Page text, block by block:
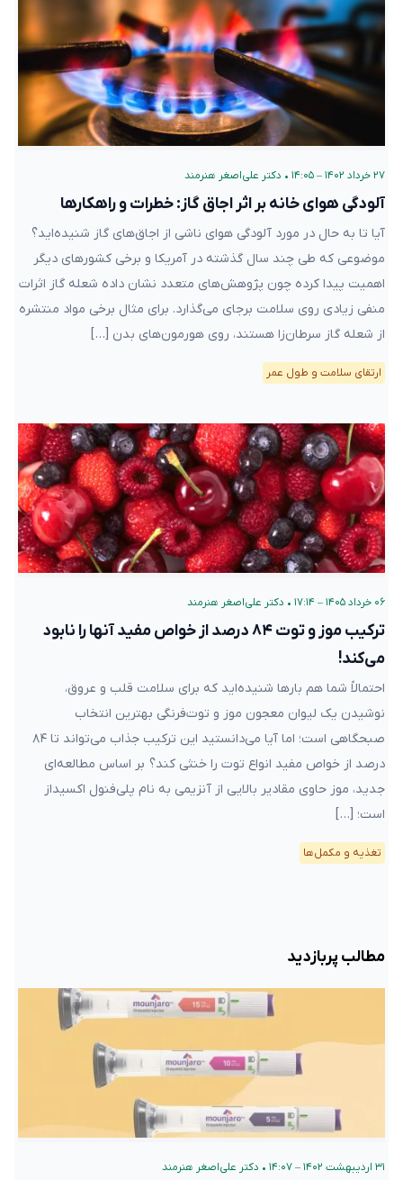
۲۷ خرداد ۱۴۰۲ – ۱۴:۰۵ • دکتر علی‌اصغر هنرمند
آلودگی هوای خانه بر اثر اجاق گاز: خطرات و راهکارها
آیا تا به حال در مورد آلودگی هوای ناشی از اجاق‌های گاز شنیده‌اید؟
موضوعی که طی چند سال گذشته در آمریکا و برخی کشورهای دیگر
اهمیت پیدا کرده چون پژوهش‌های متعدد نشان داده شعله گاز اثرات
منفی زیادی روی سلامت برجای می‌گذارد. برای مثال برخی مواد منتشره
از شعله گاز سرطان‌زا هستند، روی هورمون‌های بدن […]
ارتقای سلامت و طول عمر
۰۶ خرداد ۱۴۰۵ – ۱۷:۱۴ • دکتر علی‌اصغر هنرمند
ترکیب موز و توت‌ ۸۴ درصد از خواص مفید آنها را نابود
می‌کند!
احتمالاً شما هم بارها شنیده‌اید که برای سلامت قلب و عروق،
نوشیدن یک لیوان معجون موز و توت‌فرنگی بهترین انتخاب
صبحگاهی است؛ اما آیا می‌دانستید این ترکیب جذاب می‌تواند تا ۸۴
درصد از خواص مفید انواع توت‌ را خنثی کند؟ بر اساس مطالعه‌ای
جدید، موز حاوی مقادیر بالایی از آنزیمی به نام پلی‌فنول اکسیداز
است؛ […]
تغذیه و مکمل‌ها
مطالب پربازدید
۳۱ اردیبهشت ۱۴۰۲ – ۱۴:۰۷ • دکتر علی‌اصغر هنرمند